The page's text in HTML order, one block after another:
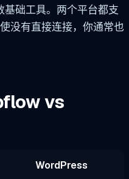
础工具。两个平台都支
没有直接连接，你通常也
vs
WordPress